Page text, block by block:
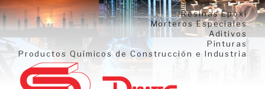
Ir
al
contenido
Resinas Epoxi
Morteros Especiales
Aditivos
Pinturas
Productos Químicos de Construcción e Industria